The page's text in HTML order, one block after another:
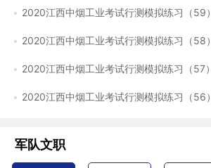
2020江西中烟工业考试行测模拟练习（59）
2020江西中烟工业考试行测模拟练习（58）
2020江西中烟工业考试行测模拟练习（57）
2020江西中烟工业考试行测模拟练习（56）
军队文职